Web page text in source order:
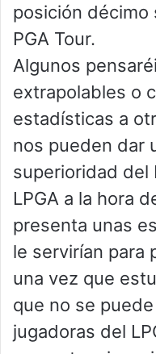
posición
PGA Tour.
Algunos
extrapolables o
estadísticas a
nos pueden dar
superioridad del
LPGA a la hora
presenta unas
le servirían para
una vez que
que no se
jugadoras del